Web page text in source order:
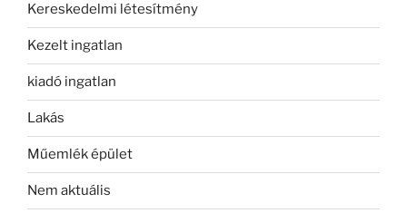
Kereskedelmi létesítmény
Kezelt ingatlan
kiadó ingatlan
Lakás
Műemlék épület
Nem aktuális